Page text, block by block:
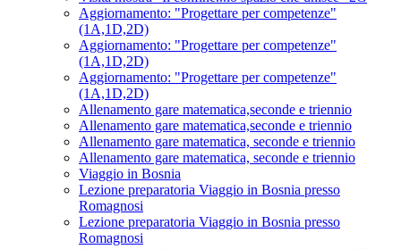
Aggiornamento: "Progettare per competenze"
(1A,1D,2D)
Aggiornamento: "Progettare per competenze"
(1A,1D,2D)
Aggiornamento: "Progettare per competenze"
(1A,1D,2D)
Allenamento gare matematica,seconde e triennio
Allenamento gare matematica,seconde e triennio
Allenamento gare matematica, seconde e triennio
Allenamento gare matematica, seconde e triennio
Viaggio in Bosnia
Lezione preparatoria Viaggio in Bosnia presso
Romagnosi
Lezione preparatoria Viaggio in Bosnia presso
Romagnosi